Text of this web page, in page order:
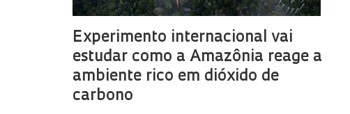
Experimento internacional vai
estudar como a Amazônia reage a
ambiente rico em dióxido de
carbono